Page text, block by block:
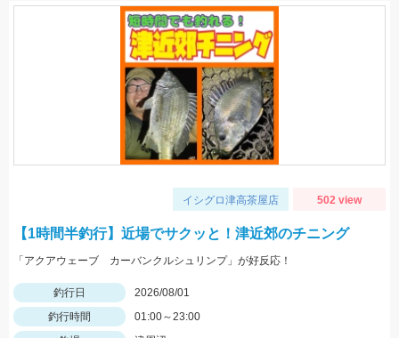
イシグロ津高茶屋店 502 view
【1時間半釣行】近場でサクッと！津近郊のチニング
「アクアウェーブ カーバンクルシュリンプ」が好反応！
釣行日
2026/08/01
釣行時間
01:00～23:00